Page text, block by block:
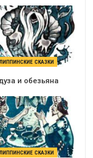
СКАЗКИ
и обезьяна
СКАЗКИ